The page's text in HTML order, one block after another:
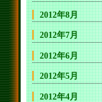
2012年8月
2012年7月
2012年6月
2012年5月
2012年4月